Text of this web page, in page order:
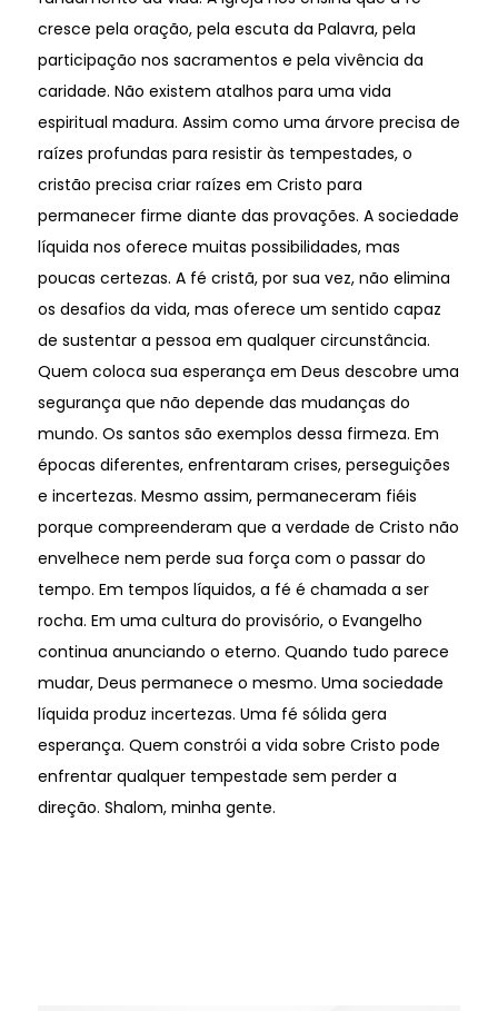
cresce pela oração, pela escuta da Palavra, pela
participação nos sacramentos e pela vivência da
caridade. Não existem atalhos para uma vida
espiritual madura. Assim como uma árvore precisa de
raízes profundas para resistir às tempestades, o
cristão precisa criar raízes em Cristo para
permanecer firme diante das provações. A sociedade
líquida nos oferece muitas possibilidades, mas
poucas certezas. A fé cristã, por sua vez, não elimina
os desafios da vida, mas oferece um sentido capaz
de sustentar a pessoa em qualquer circunstância.
Quem coloca sua esperança em Deus descobre uma
segurança que não depende das mudanças do
mundo. Os santos são exemplos dessa firmeza. Em
épocas diferentes, enfrentaram crises, perseguições
e incertezas. Mesmo assim, permaneceram fiéis
porque compreenderam que a verdade de Cristo não
envelhece nem perde sua força com o passar do
tempo. Em tempos líquidos, a fé é chamada a ser
rocha. Em uma cultura do provisório, o Evangelho
continua anunciando o eterno. Quando tudo parece
mudar, Deus permanece o mesmo. Uma sociedade
líquida produz incertezas. Uma fé sólida gera
esperança. Quem constrói a vida sobre Cristo pode
enfrentar qualquer tempestade sem perder a
direção. Shalom, minha gente.